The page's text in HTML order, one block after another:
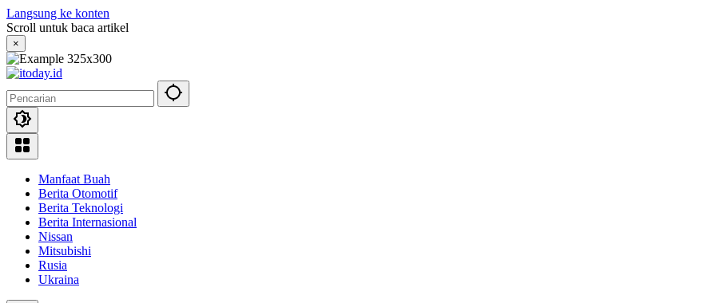
Langsung ke konten
Scroll untuk baca artikel
×
Manfaat Buah
Berita Otomotif
Berita Teknologi
Berita Internasional
Nissan
Mitsubishi
Rusia
Ukraina